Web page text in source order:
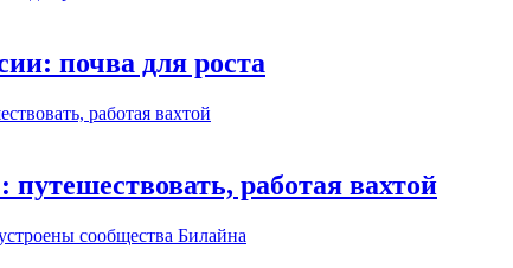
почва для роста
работая вахтой